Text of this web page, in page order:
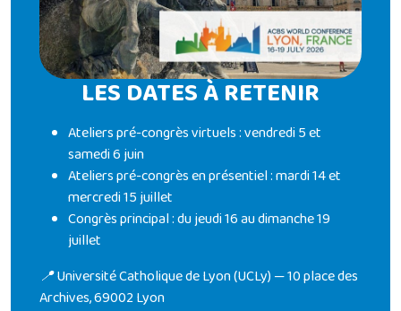
LES DATES À RETENIR
Ateliers pré-congrès virtuels : vendredi 5 et
samedi 6 juin
Ateliers pré-congrès en présentiel : mardi 14 et
mercredi 15 juillet
Congrès principal : du jeudi 16 au dimanche 19
juillet
📍 Université Catholique de Lyon (UCLy) — 10 place des
Archives, 69002 Lyon